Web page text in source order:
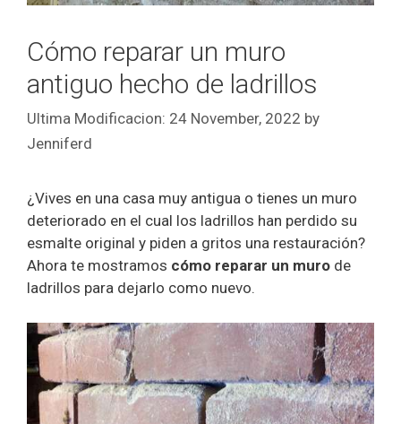
Cómo reparar un muro
antiguo hecho de ladrillos
24 November, 2022 by
Jenniferd
¿Vives en una casa muy antigua o tienes un muro
deteriorado en el cual los ladrillos han perdido su
esmalte original y piden a gritos una restauración?
Ahora te mostramos cómo reparar un muro de
ladrillos para dejarlo como nuevo.